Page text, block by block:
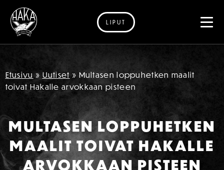
Siirry sisältöön
LIPUT
Etusivu » Uutiset » Multasen loppuhetken maalit
toivat Hakalle arvokkaan pisteen
MULTASEN LOPPUHETKEN
MAALIT TOIVAT HAKALLE
ARVOKKAAN PISTEEN